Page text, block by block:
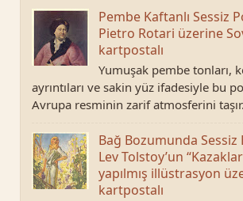
Pembe Kaftanlı Sessiz
Pietro Rotari üzerine
kartpostalı
Yumuşak pembe tonları,
ayrıntıları ve sakin yüz ifadesiyle bu
Avrupa resminin zarif atmosferini
Bağ Bozumunda Sessiz
Lev Tolstoy’un
yapılmış illüstrasyon
kartpostalı